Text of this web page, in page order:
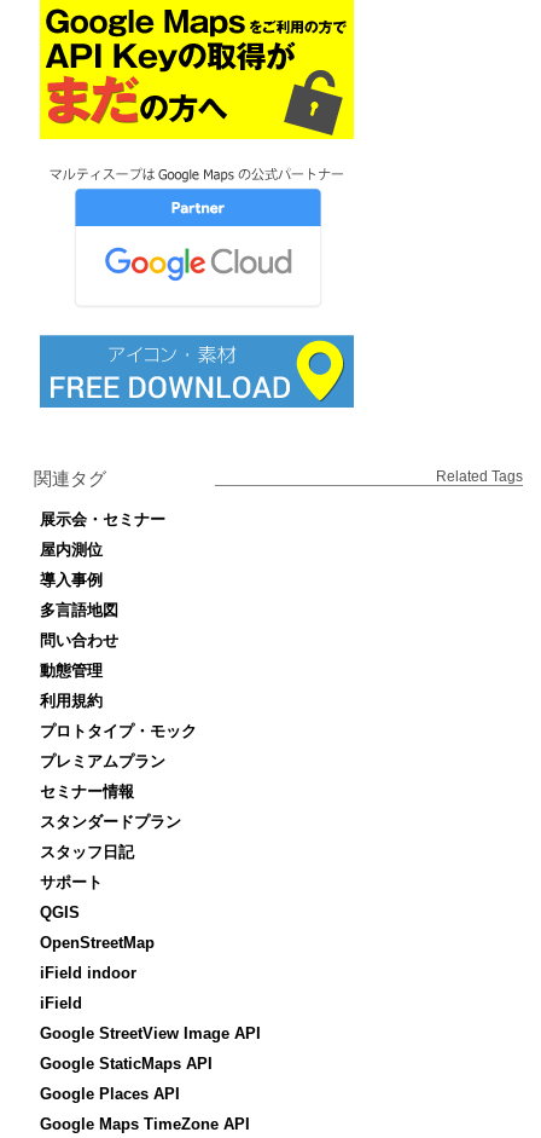
関連タグ Related Tags
展示会・セミナー
屋内測位
導入事例
多言語地図
問い合わせ
動態管理
利用規約
プロトタイプ・モック
プレミアムプラン
セミナー情報
スタンダードプラン
スタッフ日記
サポート
QGIS
OpenStreetMap
iField indoor
iField
Google StreetView Image API
Google StaticMaps API
Google Places API
Google Maps TimeZone API